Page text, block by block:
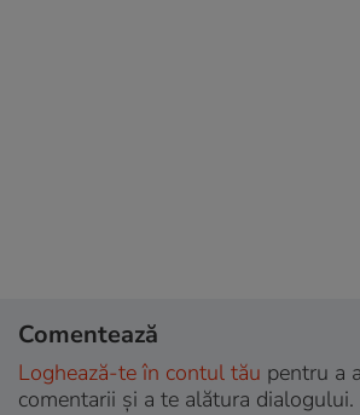
Comentează
Loghează-te în contul tău pentru a
comentarii și a te alătura dialogului.